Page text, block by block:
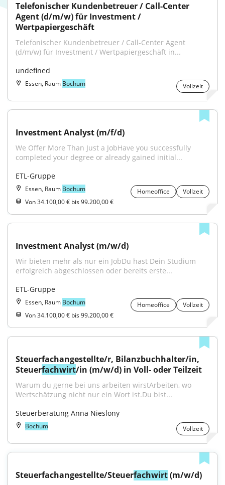
Telefonischer Kundenbetreuer / Call-Center
Agent (d/m/w) für Investment /
Wertpapiergeschäft
Telefonischer Kundenbetreuer / Call-Center Agent
(d/m/w) für Investment / Wertpapiergeschäft in...
undefined
Essen, Raum Bochum Vollzeit
Investment Analyst (m/f/d)
We Offer More Than Just a JobHave you successfully
completed your degree or already gained initial...
ETL-Gruppe
Essen, Raum Bochum Homeoffice
Vollzeit
Von 34.100,00 € bis 99.200,00 €
Investment Analyst (m/w/d)
Wir bieten mehr als nur ein JobDu hast Dein Studium
erfolgreich abgeschlossen oder bereits erste...
ETL-Gruppe
Essen, Raum Bochum Homeoffice
Vollzeit
Von 34.100,00 € bis 99.200,00 €
Steuerfachangestellte/r, Bilanzbuchhalter/in,
Steuerfachwirt/in (m/w/d) in Voll- oder Teilzeit
Warum du gerne bei uns arbeiten wirstArbeiten, wo
Wertschätzung nicht nur ein Wort ist.Du bist...
Steuerberatung Anna Nieslony
Bochum Vollzeit
Steuerfachangestellte/Steuerfachwirt (m/w/d)